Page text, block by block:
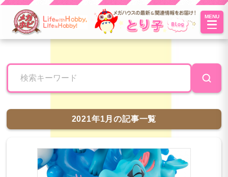
とり子ブ
ログへよ
うこそ！
2021年1月の記事一覧
MENU